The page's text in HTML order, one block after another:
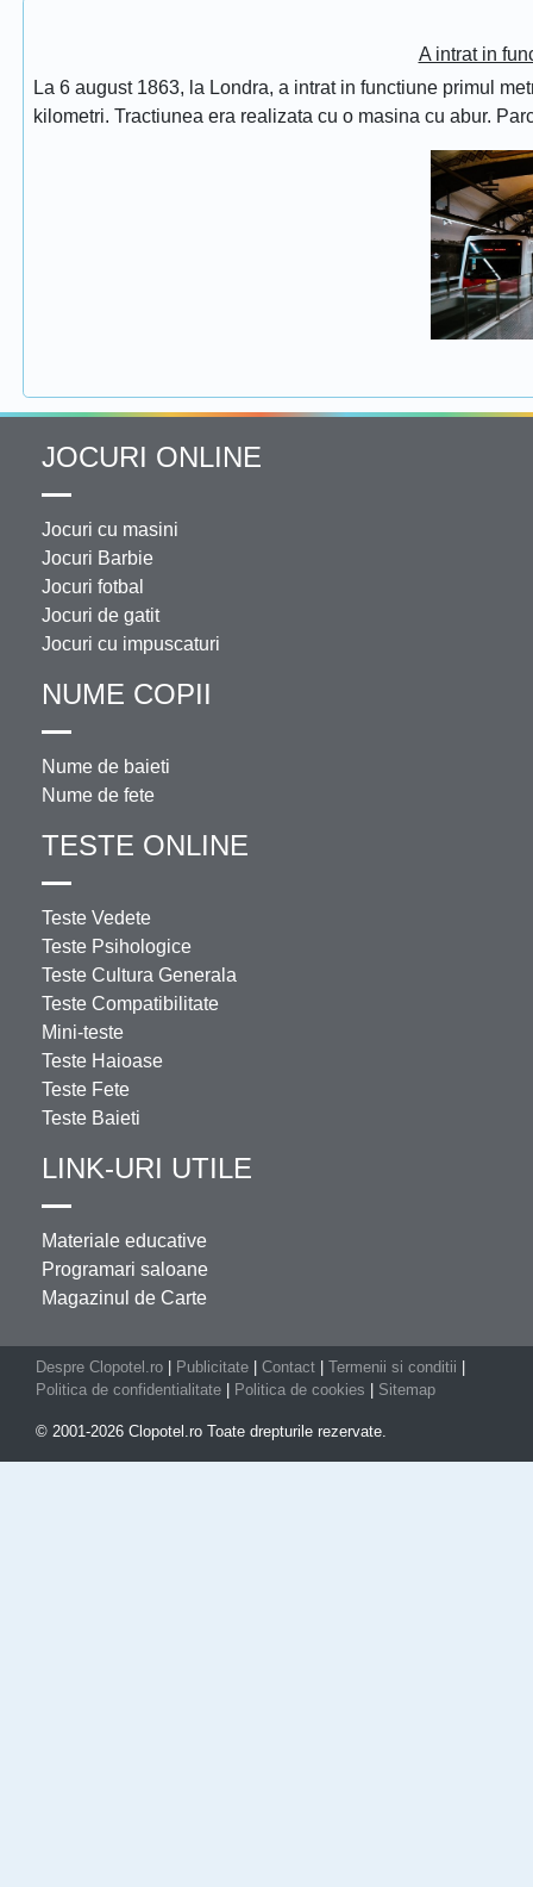
A intrat in
La 6 august 1863, la Londra, a intrat in functiune primul
kilometri. Tractiunea era realizata cu o masina cu abur.
JOCURI ONLINE
Jocuri cu masini
Jocuri Barbie
Jocuri fotbal
Jocuri de gatit
Jocuri cu impuscaturi
NUME COPII
Nume de baieti
Nume de fete
TESTE ONLINE
Teste Vedete
Teste Psihologice
Teste Cultura Generala
Teste Compatibilitate
Mini-teste
Teste Haioase
Teste Fete
Teste Baieti
LINK-URI UTILE
Materiale educative
Programari saloane
Magazinul de Carte
Despre Clopotel.ro Publicitate Contact Termenii si conditii
Politica de confidentialitate
Politica de cookies Sitemap
© 2001-2026 Clopotel.ro Toate drepturile rezervate.